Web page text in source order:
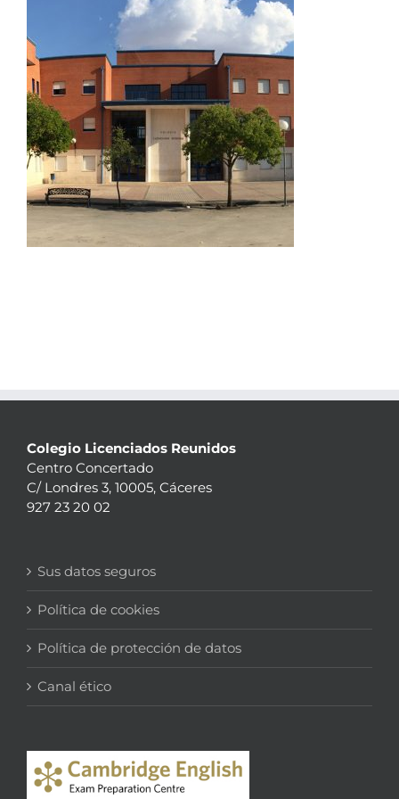
Colegio Licenciados Reunidos
Centro Concertado
C/ Londres 3, 10005, Cáceres
927 23 20 02
Sus datos seguros
Política de cookies
Política de protección de datos
Canal ético